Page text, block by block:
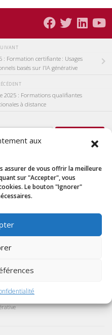
aux
assurer de vous offrir la meilleure
sur "Accepter", vous
Le bouton "Ignorer"
: Formation certifiante : Usages
basés sur l’IA générative
2025 : Formations qualifiantes
à distance
à distance (CDI)
certifiante : Usages éducatifs